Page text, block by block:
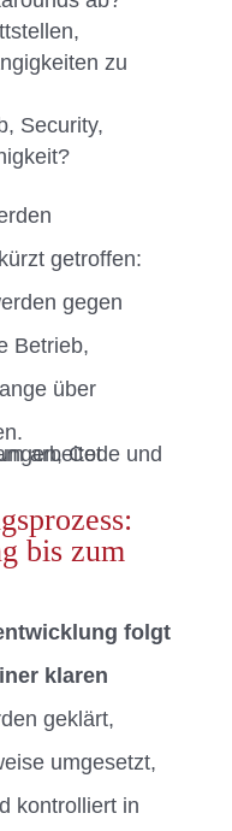
zu
Security,
getroffen:
gegen
Betrieb,
über
bis zum
folgt
klaren
geklärt,
umgesetzt,
kontrolliert in